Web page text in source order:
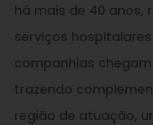
há mais de 40 anos,
serviços
companhias
trazendo
região de atuação,